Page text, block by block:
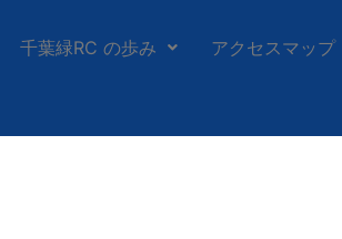
千葉緑RC の歩み アクセスマップ